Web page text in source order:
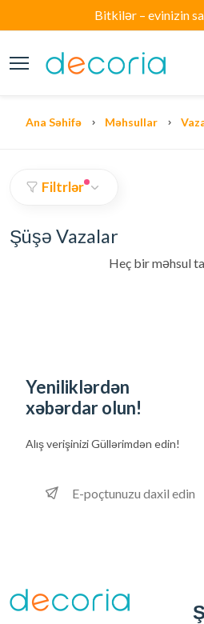
Bitkilər – evinizin
Ana Səhifə Məhsullar
Filtrlər
Şüşə Vazalar
Heç bir məhsul
Yeniliklərdən
xəbərdar olun!
Alış verişiniziGüllərimdən edin!